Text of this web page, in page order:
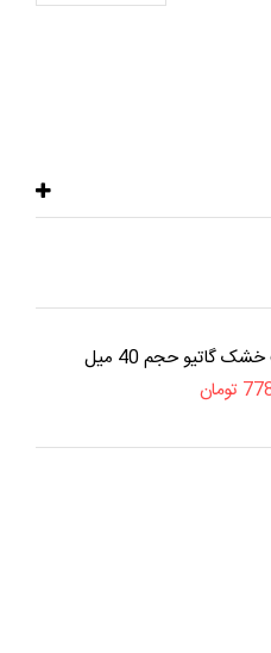
گاتیو حجم 40 میل
تومان